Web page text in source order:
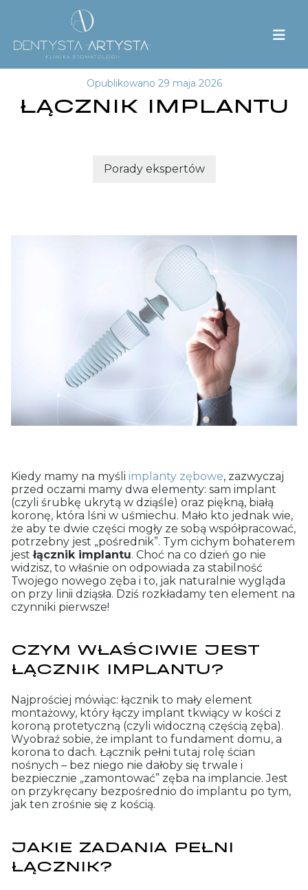
Opublikowano 29 maja 2026
ŁĄCZNIK IMPLANTU
Porady ekspertów
Kiedy mamy na myśli implanty zębowe, zazwyczaj
przed oczami mamy dwa elementy: sam implant
(czyli śrubkę ukrytą w dziąśle) oraz piękną, białą
koronę, która lśni w uśmiechu. Mało kto jednak wie,
że aby te dwie części mogły ze sobą współpracować,
potrzebny jest „pośrednik”. Tym cichym bohaterem
jestłącznik implantu. Choć na co dzień go nie
widzisz, to właśnie on odpowiada za stabilność
Twojego nowego zęba i to, jak naturalnie wygląda
on przy linii dziąsła. Dziś rozkładamy ten element na
czynniki pierwsze!
CZYM WŁAŚCIWIE JEST
ŁĄCZNIK IMPLANTU?
Najprościej mówiąc: łącznik to mały element
montażowy, który łączy implant tkwiący w kości z
koroną protetyczną (czyli widoczną częścią zęba).
Wyobraź sobie, że implant to fundament domu, a
korona to dach. Łącznik pełni tutaj rolę ścian
nośnych – bez niego nie dałoby się trwale i
bezpiecznie „zamontować” zęba na implancie. Jest
on przykręcany bezpośrednio do implantu po tym,
jak ten zrośnie się z kością.
JAKIE ZADANIA PEŁNI
ŁĄCZNIK?